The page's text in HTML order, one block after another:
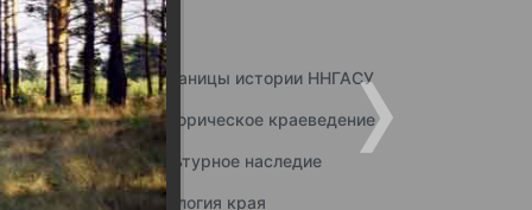
Страницы истории ННГАСУ
Историческое краеведение
Культурное наследие
Экология края